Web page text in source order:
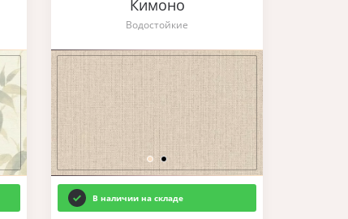
Кимоно
Водостойкие
В наличии на складе